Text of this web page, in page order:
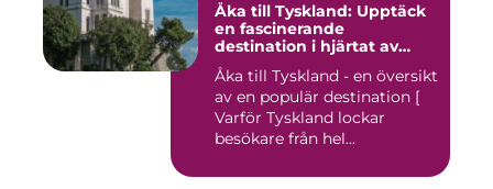
Åka till Tyskland: Upptäck
en fascinerande
destination i hjärtat av
Europa
Åka till Tyskland - en översikt
av en populär destination [
Varför Tyskland lockar
besökare från hel...